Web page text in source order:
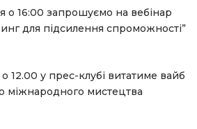
о 16:00 запрошуємо на вебінар
для підсилення спроможності”
12.00 у прес-клубі витатиме вайб
міжнародного мистецтва